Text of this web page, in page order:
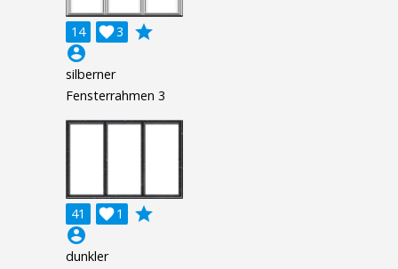
14 3

grade
account_circle
silberner
Fensterrahmen 3
41 1

grade
account_circle
dunkler